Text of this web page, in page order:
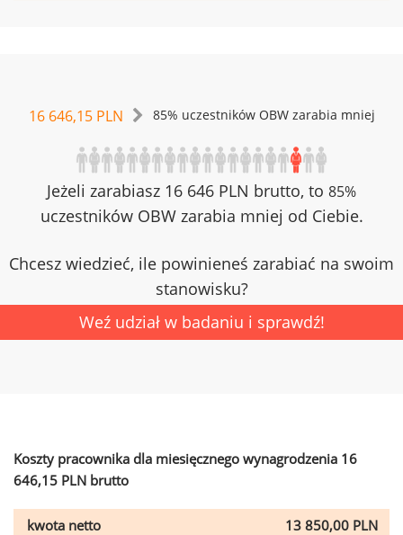
16 646,15 PLN 85% uczestników OBW zarabia mniej
Jeżeli zarabiasz 16 646 PLN brutto, to 85%
uczestników OBW zarabia mniej od Ciebie.
Chcesz wiedzieć, ile powinieneś zarabiać na swoim
stanowisku?
Weź udział w badaniu i sprawdź!
Koszty pracownika dla miesięcznego wynagrodzenia 16
646,15 PLN brutto
kwota netto
13 850,00 PLN